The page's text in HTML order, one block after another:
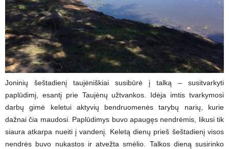
Joninių šeštadienį taujėniškiai susibūrė į talką – susitvarkyti
paplūdimį, esantį prie Taujėnų užtvankos. Idėja imtis tvarkymosi
darbų gimė keletui aktyvių bendruomenės tarybų narių, kurie
dažnai čia maudosi. Paplūdimys buvo apaugęs nendrėmis, likusi tik
siaura atkarpa nueiti į vandenį. Keletą dienų prieš šeštadienį visos
nendrės buvo nukastos ir atvežta smėlio. Talkos dieną susirinko